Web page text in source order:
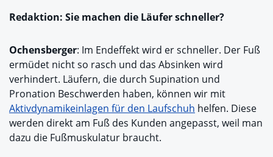
Redaktion: Sie machen die Läufer schneller?
Ochensberger: Im Endeffekt wird er schneller. Der Fuß
ermüdet nicht so rasch und das Absinken wird
verhindert. Läufern, die durch Supination und
Pronation Beschwerden haben, können wir mit
Aktivdynamikeinlagen für den Laufschuh helfen. Diese
werden direkt am Fuß des Kunden angepasst, weil man
dazu die Fußmuskulatur braucht.